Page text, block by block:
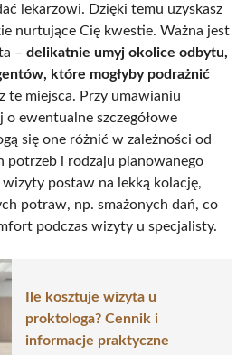
lekarzowi. Dzięki temu uzyskasz
nurtujące Cię kwestie. Ważna jest
– delikatnie umyj okolice odbytu,
które mogłyby podrażnić
te miejsca. Przy umawianiu
ewentualne szczegółowe
się one różnić w zależności od
potrzeb i rodzaju planowanego
postaw na lekką kolację,
potraw, np. smażonych dań, co
podczas wizyty u specjalisty.
Ile kosztuje wizyta u
proktologa? Cennik i
informacje praktyczne